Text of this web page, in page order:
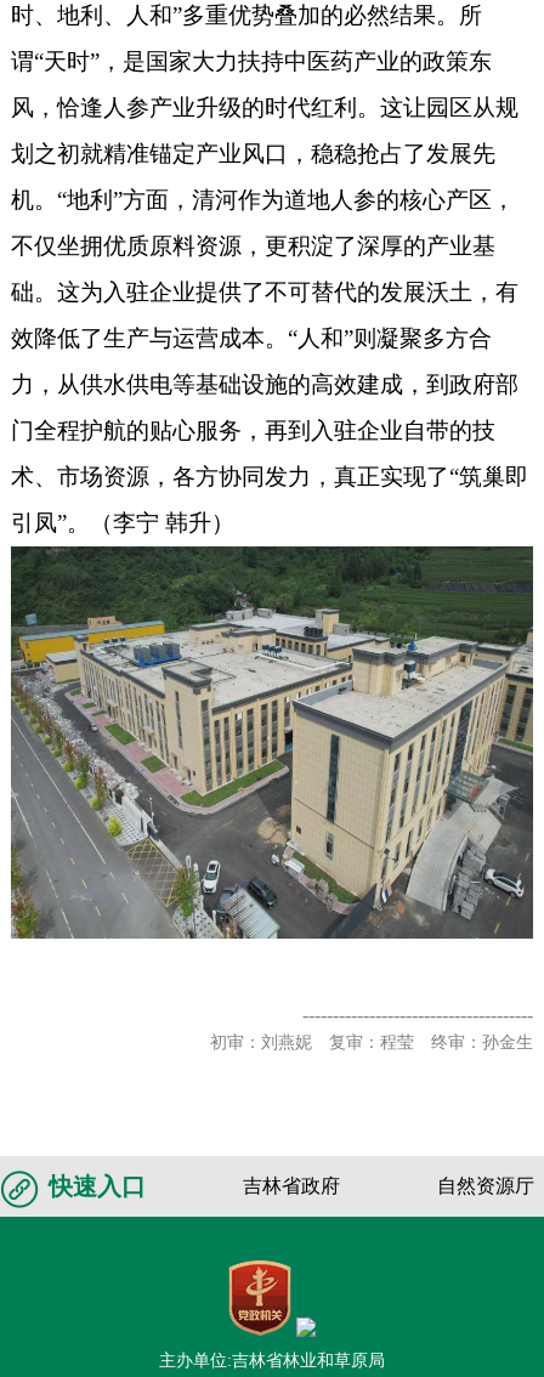
时、地利、人和”多重优势叠加的必然结果。所
谓“天时”，是国家大力扶持中医药产业的政策东
风，恰逢人参产业升级的时代红利。这让园区从规
划之初就精准锚定产业风口，稳稳抢占了发展先
机。“地利”方面，清河作为道地人参的核心产区，
不仅坐拥优质原料资源，更积淀了深厚的产业基
础。这为入驻企业提供了不可替代的发展沃土，有
效降低了生产与运营成本。“人和”则凝聚多方合
力，从供水供电等基础设施的高效建成，到政府部
门全程护航的贴心服务，再到入驻企业自带的技
术、市场资源，各方协同发力，真正实现了“筑巢即
引凤”。（李宁 韩升）
--------------------------------------
初审：刘燕妮 复审：程莹 终审：孙金生
快速入口 吉林省政府 自然资源厅
主办单位:吉林省林业和草原局